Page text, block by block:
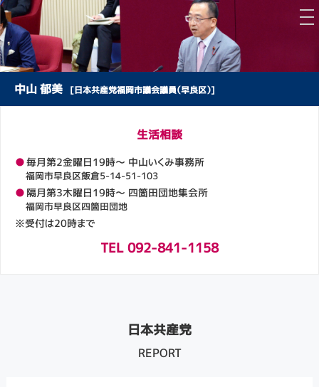
中山 郁美 [日本共産党福岡市議会議員（早良区）]
生活相談
●毎月第2金曜日19時～ 中山いくみ事務所
福岡市早良区飯倉5-14-51-103
● 隔月第3木曜日19時～ 四箇田団地集会所
福岡市早良区四箇田団地
※受付は20時まで
TEL 092-841-1158
日本共産党
REPORT